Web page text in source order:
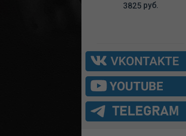
3825руб.